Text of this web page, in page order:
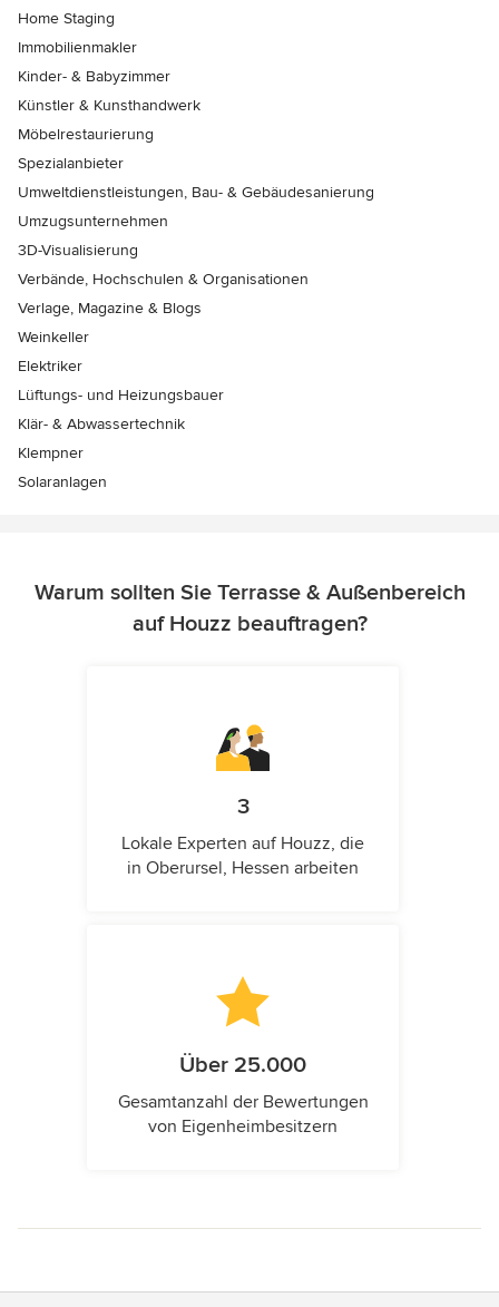
Home Staging
Immobilienmakler
Kinder- & Babyzimmer
Künstler & Kunsthandwerk
Möbelrestaurierung
Spezialanbieter
Umweltdienstleistungen, Bau- & Gebäudesanierung
Umzugsunternehmen
3D-Visualisierung
Verbände, Hochschulen & Organisationen
Verlage, Magazine & Blogs
Weinkeller
Elektriker
Lüftungs- und Heizungsbauer
Klär- & Abwassertechnik
Klempner
Solaranlagen
Warum sollten Sie Terrasse & Außenbereich
auf Houzz beauftragen?
3
Lokale Experten auf Houzz, die
in Oberursel, Hessen arbeiten
Über 25.000
Gesamtanzahl der Bewertungen
von Eigenheimbesitzern